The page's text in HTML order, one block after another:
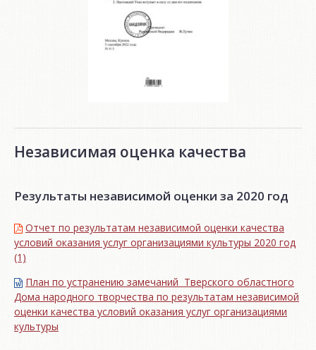
Независимая оценка качества
Результаты независимой оценки за 2020 год
Отчет по результатам независимой оценки качества
условий оказания услуг организациями культуры 2020 год
(1)
План по устранению замечаний Тверского областного
Дома народного творчества по результатам независимой
оценки качества условий оказания услуг организациями
культуры